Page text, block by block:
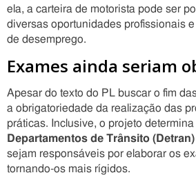
ela, a carteira de motorista pode ser
diversas oportunidades profissionais
de desemprego.
Exames ainda seriam
Apesar do texto do PL buscar o fim
a obrigatoriedade da realização das
práticas. Inclusive, o projeto
Departamentos de Trânsito (Detran)
sejam responsáveis por elaborar os
tornando-os mais rígidos.